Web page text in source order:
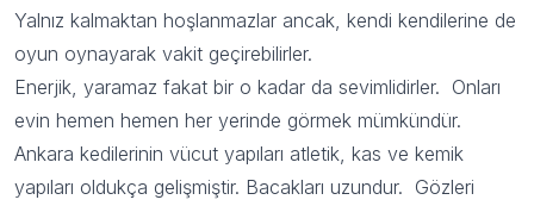
Yalnız kalmaktan hoşlanmazlar ancak, kendi kendilerine de
oyun oynayarak vakit geçirebilirler.
Enerjik, yaramaz fakat bir o kadar da sevimlidirler. Onları
evin hemen hemen her yerinde görmek mümkündür.
Ankara kedilerinin vücut yapıları atletik, kas ve kemik
yapıları oldukça gelişmiştir. Bacakları uzundur. Gözleri